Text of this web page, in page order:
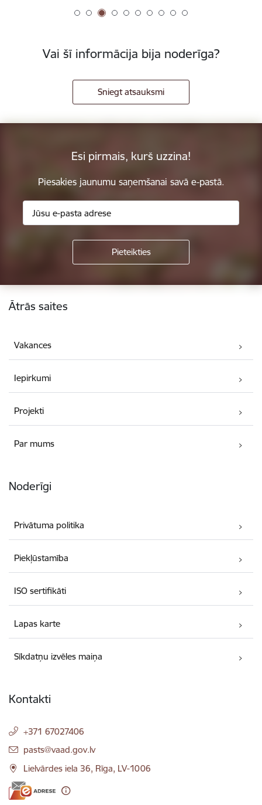
Vai šī informācija bija noderīga?
Sniegt atsauksmi
Esi pirmais, kurš uzzina!
Piesakies jaunumu saņemšanai savā e-pastā.
Kājene
Ātrās saites
Vakances
Iepirkumi
Projekti
Par mums
Noderīgi
Privātuma politika
Piekļūstamība
ISO sertifikāti
Lapas karte
Sīkdatņu izvēles maiņa
Kontakti
+371 67027406
E-pasts:
pasts@vaad.gov.lv
Lielvārdes iela 36, Rīga, LV-1006